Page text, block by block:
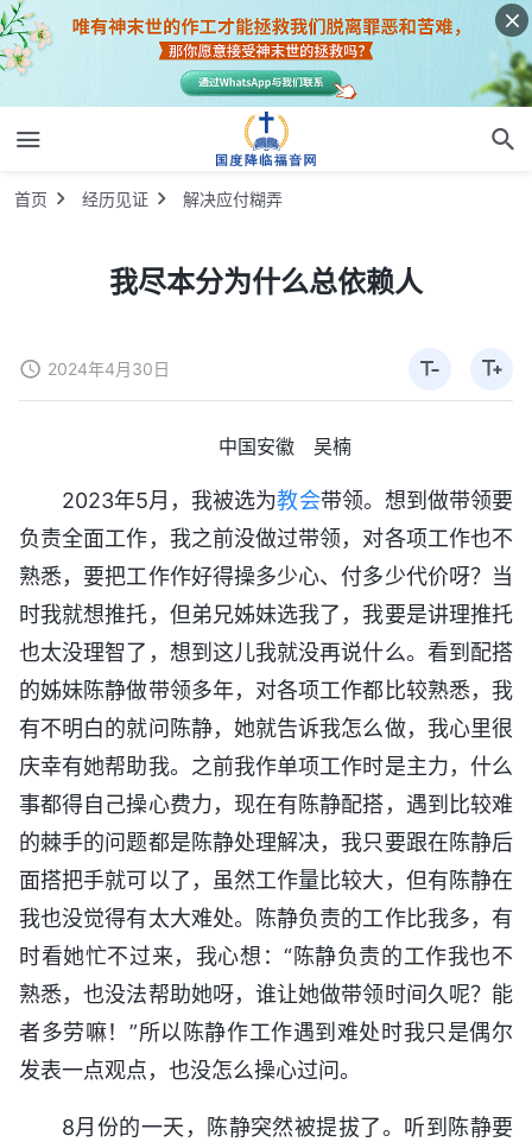
首页 经历见证 解决应付糊弄
我尽本分为什么总依赖人
2024年4月30日
中国安徽 吴楠
2023年5月，我被选为教会带领。想到做带领要
负责全面工作，我之前没做过带领，对各项工作也不
熟悉，要把工作作好得操多少心、付多少代价呀？当
时我就想推托，但弟兄姊妹选我了，我要是讲理推托
也太没理智了，想到这儿我就没再说什么。看到配搭
的姊妹陈静做带领多年，对各项工作都比较熟悉，我
有不明白的就问陈静，她就告诉我怎么做，我心里很
庆幸有她帮助我。之前我作单项工作时是主力，什么
事都得自己操心费力，现在有陈静配搭，遇到比较难
的棘手的问题都是陈静处理解决，我只要跟在陈静后
面搭把手就可以了，虽然工作量比较大，但有陈静在
我也没觉得有太大难处。陈静负责的工作比我多，有
时看她忙不过来，我心想：“陈静负责的工作我也不
熟悉，也没法帮助她呀，谁让她做带领时间久呢？能
者多劳嘛！”所以陈静作工作遇到难处时我只是偶尔
发表一点观点，也没怎么操心过问。
8月份的一天，陈静突然被提拔了。听到陈静要